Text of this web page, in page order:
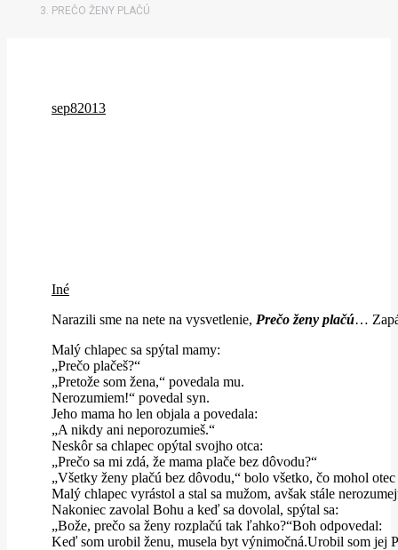
PREČO ŽENY PLAČÚ
sep82013
Iné
Narazili sme na nete na vysvetlenie, Prečo ženy plačú…
Malý chlapec sa spýtal mamy:
„Prečo plačeš?“
„Pretože som žena,“ povedala mu.
Nerozumiem!“ povedal syn.
Jeho mama ho len objala a povedala:
„A nikdy ani neporozumieš.“
Neskôr sa chlapec opýtal svojho otca:
„Prečo sa mi zdá, že mama plače bez dôvodu?“
„Všetky ženy plačú bez dôvodu,“ bolo všetko, čo mohol
Malý chlapec vyrástol a stal sa mužom, avšak stále
Nakoniec zavolal Bohu a keď sa dovolal, spýtal sa:
„Bože, prečo sa ženy rozplačú tak ľahko?“Boh odpovedal:
Keď som urobil ženu, musela byt výnimočná.Urobil som jej